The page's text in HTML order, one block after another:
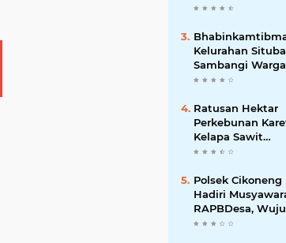
Senior Executive
Association for
Construction
Yugo Okamoto
pertemuan resmi
Kelurahan
Sambangi
Perkuat
Wilayah
Ratusan Hektar
Perkebunan
Kelapa Sawit
terendam banjir
Polsek Cikoneng
Hadiri
RAPBDesa,
Peran Polri Kawal